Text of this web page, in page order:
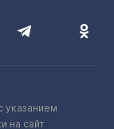
указанием
на сайт